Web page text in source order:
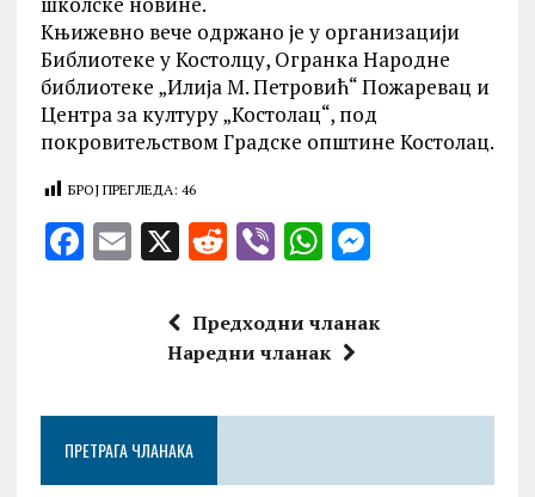
Књижевно вече одржано је у организацији
Библиотеке у Костолцу, Огранка Народне
библиотеке „Илија М. Петровић“ Пожаревац и
Центра за културу „Костолац“, под
покровитељством Градске општине Костолац.
БРОЈ ПРЕГЛЕДА: 46
F
o
k
E X R
d
di
V
er
W
at
s
p
M
se
er
Предходни чланак
Наредни чланак
ПРЕТРАГА ЧЛАНАКА